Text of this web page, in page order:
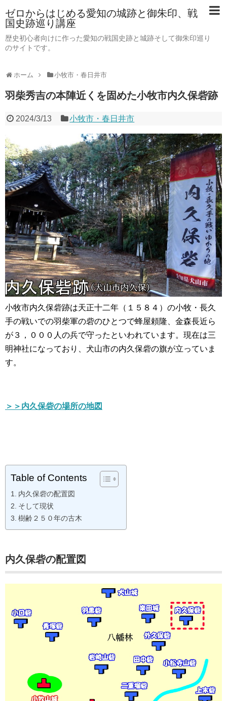
ゼロからはじめる愛知の城跡と御朱印、戦
国史跡巡り講座
歴史初心者向けに作った愛知の戦国史跡と城跡そして御朱印巡り
のサイトです。
ホーム 小牧市・春日井市
羽柴秀吉の本陣近くを固めた小牧市内久保砦跡
2024/3/13 小牧市・春日井市
小牧市内久保砦跡は天正十二年（１５８４）の小牧・長久
手の戦いでの羽柴軍の砦のひとつで蜂屋頼隆、金森長近ら
が３，０００人の兵で守ったといわれています。現在は三
明神社になっており、犬山市の内久保砦の旗が立っていま
す。
＞＞内久保砦の場所の地図
Table of Contents
内久保砦の配置図
そして現状
樹齢２５０年の古木
内久保砦の配置図